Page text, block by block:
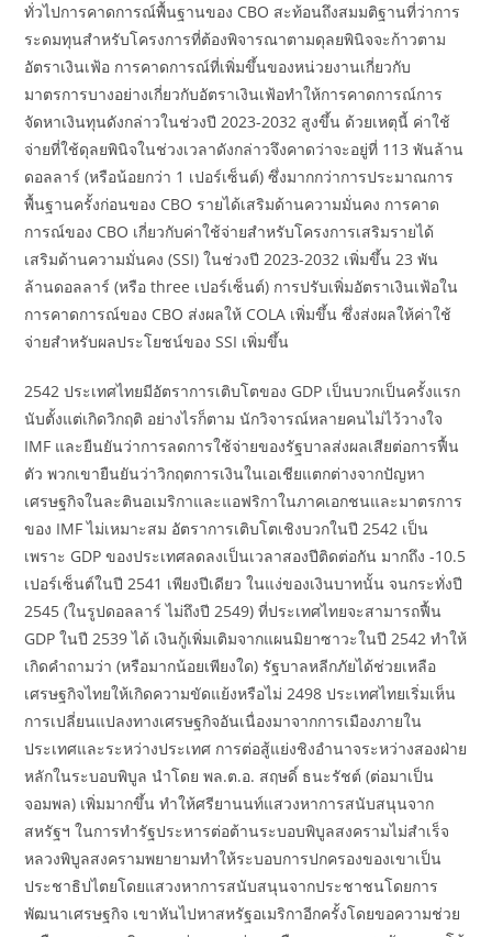
ทั่วไปการคาดการณ์พื้นฐานของ CBO สะท้อนถึงสมมติฐานที่ว่าการ
ระดมทุนสำหรับโครงการที่ต้องพิจารณาตามดุลยพินิจจะก้าวตาม
อัตราเงินเฟ้อ การคาดการณ์ที่เพิ่มขึ้นของหน่วยงานเกี่ยวกับ
มาตรการบางอย่างเกี่ยวกับอัตราเงินเฟ้อทำให้การคาดการณ์การ
จัดหาเงินทุนดังกล่าวในช่วงปี 2023-2032 สูงขึ้น ด้วยเหตุนี้ ค่าใช้
จ่ายที่ใช้ดุลยพินิจในช่วงเวลาดังกล่าวจึงคาดว่าจะอยู่ที่ 113 พันล้าน
ดอลลาร์ (หรือน้อยกว่า 1 เปอร์เซ็นต์) ซึ่งมากกว่าการประมาณการ
พื้นฐานครั้งก่อนของ CBO รายได้เสริมด้านความมั่นคง การคาด
การณ์ของ CBO เกี่ยวกับค่าใช้จ่ายสำหรับโครงการเสริมรายได้
เสริมด้านความมั่นคง (SSI) ในช่วงปี 2023-2032 เพิ่มขึ้น 23 พัน
ล้านดอลลาร์ (หรือ three เปอร์เซ็นต์) การปรับเพิ่มอัตราเงินเฟ้อใน
การคาดการณ์ของ CBO ส่งผลให้ COLA เพิ่มขึ้น ซึ่งส่งผลให้ค่าใช้
จ่ายสำหรับผลประโยชน์ของ SSI เพิ่มขึ้น
2542 ประเทศไทยมีอัตราการเติบโตของ GDP เป็นบวกเป็นครั้งแรก
นับตั้งแต่เกิดวิกฤติ อย่างไรก็ตาม นักวิจารณ์หลายคนไม่ไว้วางใจ
IMF และยืนยันว่าการลดการใช้จ่ายของรัฐบาลส่งผลเสียต่อการฟื้น
ตัว พวกเขายืนยันว่าวิกฤตการเงินในเอเชียแตกต่างจากปัญหา
เศรษฐกิจในละตินอเมริกาและแอฟริกาในภาคเอกชนและมาตรการ
ของ IMF ไม่เหมาะสม อัตราการเติบโตเชิงบวกในปี 2542 เป็น
เพราะ GDP ของประเทศลดลงเป็นเวลาสองปีติดต่อกัน มากถึง -10.5
เปอร์เซ็นต์ในปี 2541 เพียงปีเดียว ในแง่ของเงินบาทนั้น จนกระทั่งปี
2545 (ในรูปดอลลาร์ ไม่ถึงปี 2549) ที่ประเทศไทยจะสามารถฟื้น
GDP ในปี 2539 ได้ เงินกู้เพิ่มเติมจากแผนมิยาซาวะในปี 2542 ทำให้
เกิดคำถามว่า (หรือมากน้อยเพียงใด) รัฐบาลหลีกภัยได้ช่วยเหลือ
เศรษฐกิจไทยให้เกิดความขัดแย้งหรือไม่ 2498 ประเทศไทยเริ่มเห็น
การเปลี่ยนแปลงทางเศรษฐกิจอันเนื่องมาจากการเมืองภายใน
ประเทศและระหว่างประเทศ การต่อสู้แย่งชิงอำนาจระหว่างสองฝ่าย
หลักในระบอบพิบูล นำโดย พล.ต.อ. สฤษดิ์ ธนะรัชต์ (ต่อมาเป็น
จอมพล) เพิ่มมากขึ้น ทำให้ศรียานนท์แสวงหาการสนับสนุนจาก
สหรัฐฯ ในการทำรัฐประหารต่อต้านระบอบพิบูลสงครามไม่สำเร็จ
หลวงพิบูลสงครามพยายามทำให้ระบอบการปกครองของเขาเป็น
ประชาธิปไตยโดยแสวงหาการสนับสนุนจากประชาชนโดยการ
พัฒนาเศรษฐกิจ เขาหันไปหาสหรัฐอเมริกาอีกครั้งโดยขอความช่วย